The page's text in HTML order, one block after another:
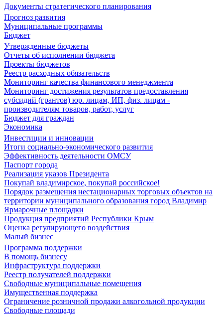
Документы стратегического планирования
Прогноз развития
Муниципальные программы
Бюджет
Утвержденные бюджеты
Отчеты об исполнении бюджета
Проекты бюджетов
Реестр расходных обязательств
Мониторинг качества финансового менеджмента
Мониторинг достижения результатов предоставления
субсидий (грантов) юр. лицам, ИП, физ. лицам -
производителям товаров, работ, услуг
Бюджет для граждан
Экономика
Инвестиции и инновации
Итоги социально-экономического развития
Эффективность деятельности ОМСУ
Паспорт города
Реализация указов Президента
Покупай владимирское, покупай российское!
Порядок размещения нестационарных торговых объектов на
территории муниципального образования город Владимир
Ярмарочные площадки
Продукция предприятий Республики Крым
Оценка регулирующего воздействия
Малый бизнес
Программа поддержки
В помощь бизнесу
Инфраструктура поддержки
Реестр получателей поддержки
Свободные муниципальные помещения
Имущественная поддержка
Ограничение розничной продажи алкогольной продукции
Свободные площади